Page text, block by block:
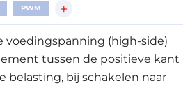
PWM +
voedingspanning (high-side)
tussen de positieve kant
belasting, bij schakelen naar